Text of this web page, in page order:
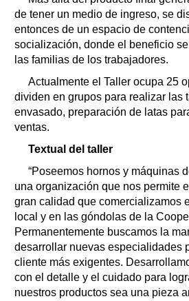
de tener un medio de ingreso, se
entonces de un espacio de
socialización, donde el beneficio
las familias de los trabajadores.
Actualmente el Taller ocupa 25
dividen en grupos para realizar las
envasado, preparación de latas
ventas.
Textual del taller
“Poseemos hornos y máquinas
una organización que nos permite
gran calidad que comercializamos
local y en las góndolas de la
Permanentemente buscamos la
desarrollar nuevas especialidades
cliente más exigentes.
con el detalle y el cuidado para
nuestros productos sea una pieza